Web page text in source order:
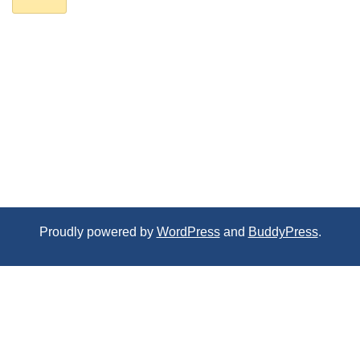
Proudly powered by WordPressand BuddyPress.